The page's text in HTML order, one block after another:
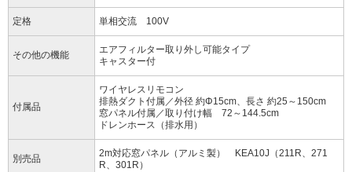
定格 単相交流 100V
その他の機能
エアフィルター取り外し可能タイプ
キャスター付
付属品
ワイヤレスリモコン
排熱ダクト付属／外径 約Φ15cm、長さ 約25～150cm
窓パネル付属／取り付け幅 72～144.5cm
ドレンホース（排水用）
別売品
2m対応窓パネル（アルミ製） KEA10J（211R、271
R、301R）